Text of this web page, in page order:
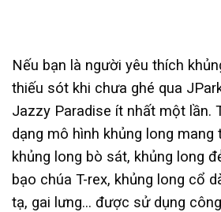
Nếu bạn là người yêu thích
thiếu sót khi chưa ghé qua
Jazzy Paradise ít nhất một lần.
dạng mô hình khủng long
khủng long bò sát, khủng long
bạo chúa T-rex, khủng long cổ
tạ, gai lưng… được sử dụng